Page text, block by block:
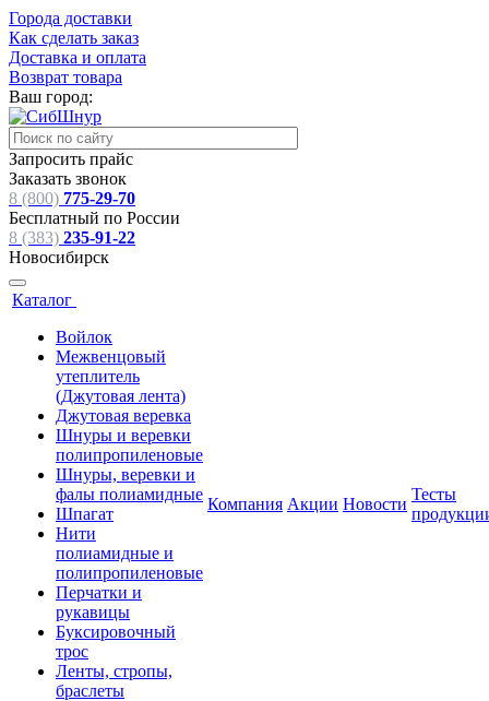
Города доставки
Как сделать заказ
Доставка и оплата
Возврат товара
Ваш город:
Запросить прайс
Заказать звонок
8 (800) 775-29-70
Бесплатный по России
8 (383) 235-91-22
Новосибирск
Каталог
Войлок
Межвенцовый
утеплитель
(Джутовая лента)
Джутовая веревка
Шнуры и веревки
полипропиленовые
Шнуры, веревки и
фалы полиамидные
Шпагат
Нити
полиамидные и
полипропиленовые
Перчатки и
рукавицы
Буксировочный
трос
Ленты, стропы,
браслеты
Компания Акции Новости
Тесты